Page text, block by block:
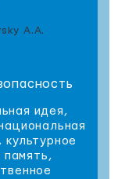
A.A.
идея,
память,